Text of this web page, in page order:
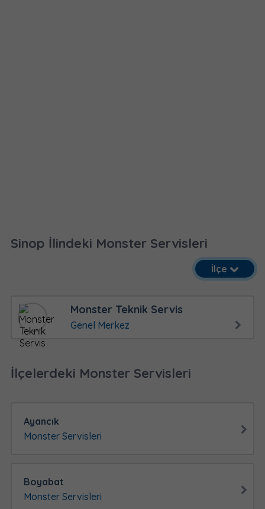
Sinop İlindeki Monster Servisleri
İlçe
Monster Teknik Servis
Genel Merkez
İlçelerdeki Monster Servisleri
Ayancık
Monster Servisleri
Boyabat
Monster Servisleri